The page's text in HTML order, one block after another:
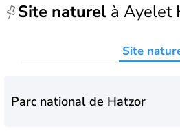
Site naturel à Ayelet
Site
Parc national de Hatzor